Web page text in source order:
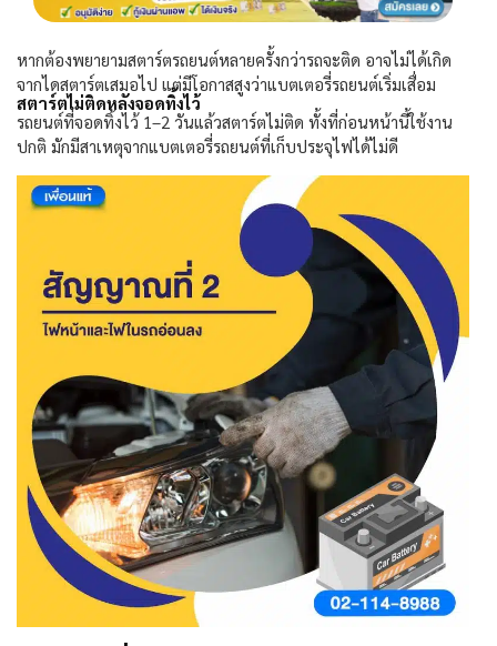
หากต้องพยายามสตาร์ตรถยนต์หลายครั้งกว่ารถจะติด อาจไม่ได้เกิด
จากไดสตาร์ตเสมอไป แต่มีโอกาสสูงว่าแบตเตอรี่รถยนต์เริ่มเสื่อม
สตาร์ตไม่ติดหลังจอดทิ้งไว้
รถยนต์ที่จอดทิ้งไว้ 1–2 วันแล้วสตาร์ตไม่ติด ทั้งที่ก่อนหน้านี้ใช้งาน
ปกติ มักมีสาเหตุจากแบตเตอรี่รถยนต์ที่เก็บประจุไฟได้ไม่ดี